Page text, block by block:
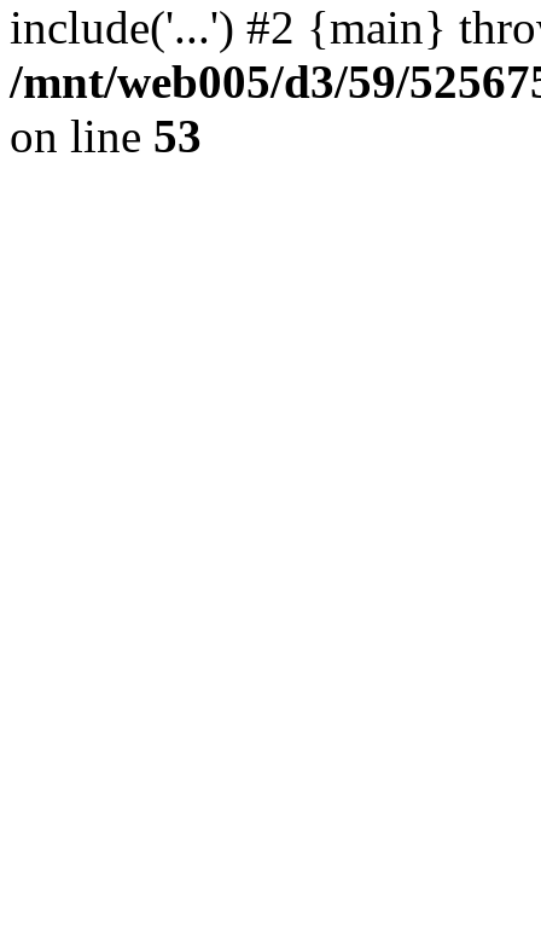
include('...') #2 {main}
/mnt/web005/d3/59/
on line 53